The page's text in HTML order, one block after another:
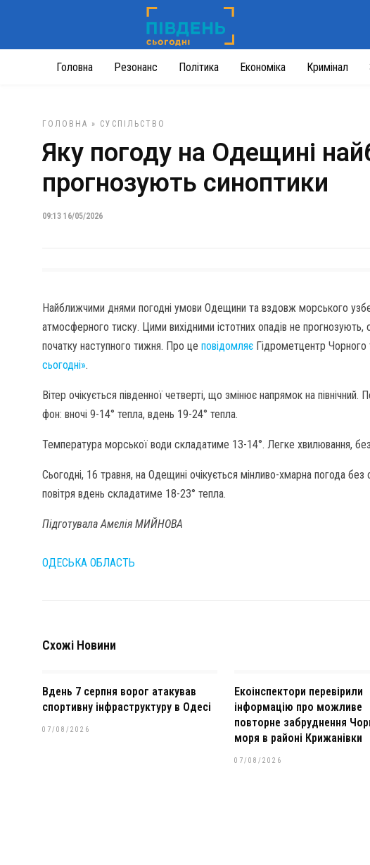
Головна Резонанс Політика Економіка Кримінал
ГОЛОВНА » СУСПІЛЬСТВО
Яку погоду на Одещині
прогнозують синоптики
09:13 16/05/2026
Найближчими днями погодні умови Одещини та вздовж морського
атмосферного тиску. Цими вихідними істотних опадів не
початку наступного тижня. Про це повідомляє Гідрометцентр Чорного
сьогодні».
Вітер очікується південної четверті, що змінює напрямок на
фон: вночі 9-14° тепла, вдень 19-24° тепла.
Температура морської води складатиме 13-14°. Легке хвилювання,
Сьогодні, 16 травня, на Одещині очікується мінливо-хмарна погода
повітря вдень складатиме 18-23° тепла.
Підготувала Амєлія МИЙНОВА
ОДЕСЬКА ОБЛАСТЬ
Схожі Новини
Вдень 7 серпня ворог атакував
спортивну інфраструктуру в Одесі
07/08/2026
Екоінспектори перевірили
інформацію про можливе
повторне забруднення
моря в районі Крижанівки
07/08/2026